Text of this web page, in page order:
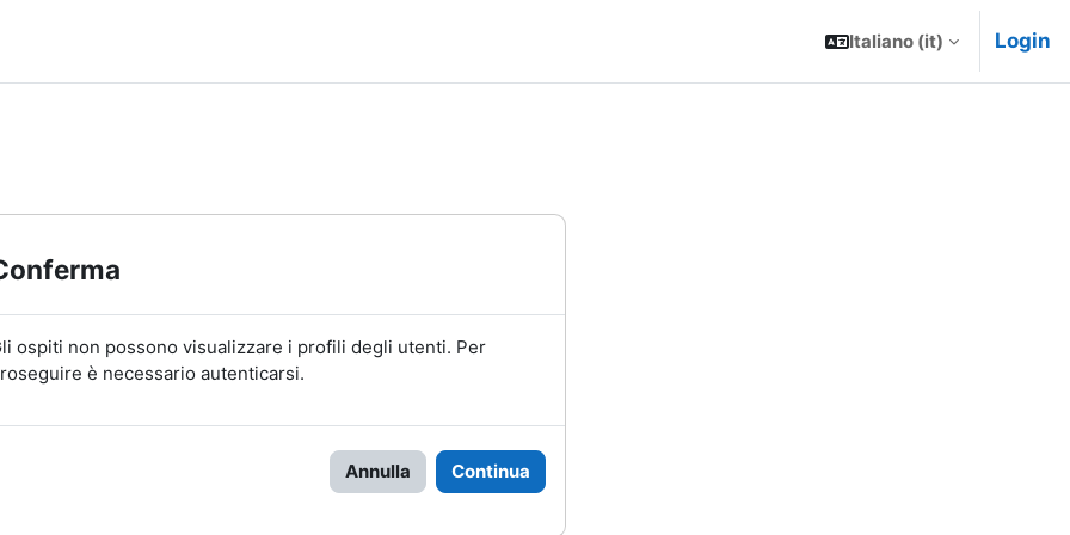
Italiano ‎(it)‎ Login
ospiti non possono visualizzare i profili degli utenti. Per
è necessario autenticarsi.
Annulla Continua